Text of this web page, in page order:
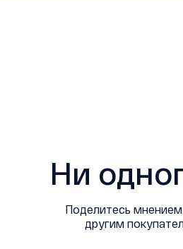
Ни
Поделитесь
другим